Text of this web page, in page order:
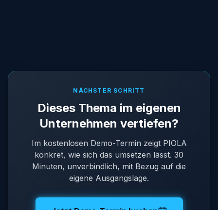
NÄCHSTER SCHRITT
Dieses Thema im eigenen
Unternehmen vertiefen?
Im kostenlosen Demo-Termin zeigt PIOLA
konkret, wie sich das umsetzen lässt. 30
Minuten, unverbindlich, mit Bezug auf die
eigene Ausgangslage.